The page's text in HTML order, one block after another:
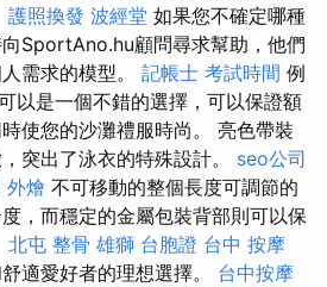
護照換發 波經堂 如果您不確定哪種
SportAno.hu顧問尋求幫助，他們
需求的模型。 記帳士 考試時間 例
以是一個不錯的選擇，可以保證額
使您的沙灘禮服時尚。 亮色帶裝
突出了泳衣的特殊設計。 seo公司
外燴 不可移動的整個長度可調節的
，而穩定的金屬包裝背部則可以保
北屯 整骨 雄獅 台胞證 台中 按摩
適愛好者的理想選擇。 台中按摩